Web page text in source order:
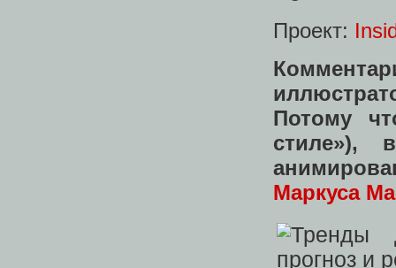
Проект:
Потому
стиле»),
Маркуса